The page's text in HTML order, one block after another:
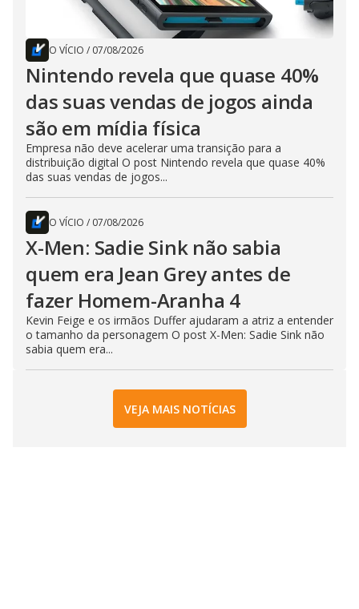
O VÍCIO / 07/08/2026
Nintendo revela que quase 40%
das suas vendas de jogos ainda
são em mídia física
Empresa não deve acelerar uma transição para a
distribuição digital O post Nintendo revela que quase 40%
das suas vendas de jogos...
O VÍCIO / 07/08/2026
X-Men: Sadie Sink não sabia
quem era Jean Grey antes de
fazer Homem-Aranha 4
Kevin Feige e os irmãos Duffer ajudaram a atriz a entender
o tamanho da personagem O post X-Men: Sadie Sink não
sabia quem era...
VEJA MAIS NOTÍCIAS